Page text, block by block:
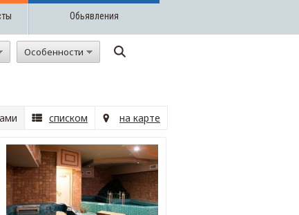
Обьявления
Особенности
списком на карте